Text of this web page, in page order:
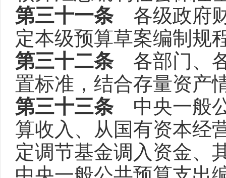
第三十一条各级政府财
定本级预算草案编制规
第三十二条各部门、各
置标准，结合存量资产
第三十三条中央一般公
算收入、从国有资本经
定调节基金调入资金、